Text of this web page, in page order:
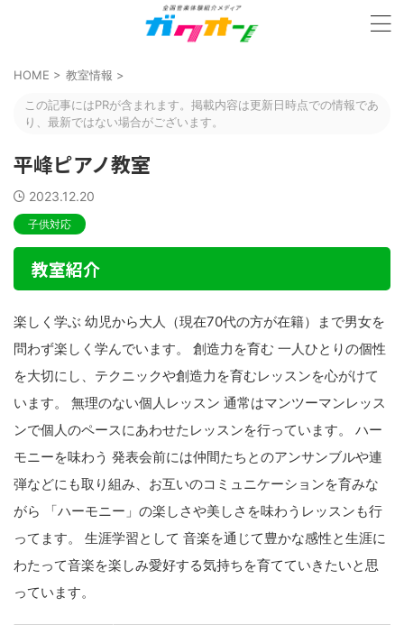
HOME > 教室情報 >
この記事にはPRが含まれます。掲載内容は更新日時点での情報であ
り、最新ではない場合がございます。
平峰ピアノ教室
2023.12.20
子供対応
教室紹介
楽しく学ぶ 幼児から大人（現在70代の方が在籍）まで男女を
問わず楽しく学んでいます。 創造力を育む 一人ひとりの個性
を大切にし、テクニックや創造力を育むレッスンを心がけて
います。 無理のない個人レッスン 通常はマンツーマンレッス
ンで個人のペースにあわせたレッスンを行っています。 ハー
モニーを味わう 発表会前には仲間たちとのアンサンブルや連
弾などにも取り組み、お互いのコミュニケーションを育みな
がら 「ハーモニー」の楽しさや美しさを味わうレッスンも行
ってます。 生涯学習として 音楽を通じて豊かな感性と生涯に
わたって音楽を楽しみ愛好する気持ちを育てていきたいと思
っています。